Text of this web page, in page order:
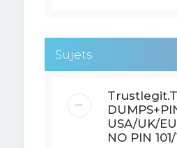
Sujets
USA/UK/
NO PIN 101/